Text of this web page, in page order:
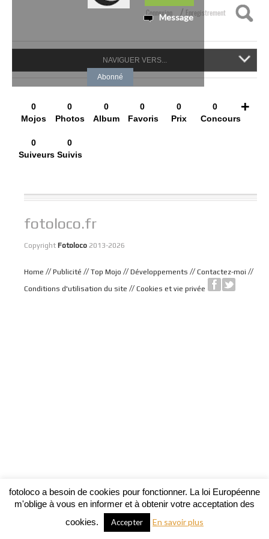
Connexion / Enregistrement
NAVIGUER VERS...
Abonné
Message
0
Mojos
0
Photos
0
Album
0
Favoris
0
Prix
0
Concours
0
Suiveurs
0
Suivis
+
fotoloco.fr
Copyright Fotoloco 2013-2026
Home // Publicité // Top Mojo // Développements // Contactez-moi //
Conditions d'utilisation du site // Cookies et vie privée
fotoloco a besoin de cookies pour fonctionner. La loi Européenne
m'oblige à vous en informer et à obtenir votre acceptation des
cookies.
Accepter En savoir plus